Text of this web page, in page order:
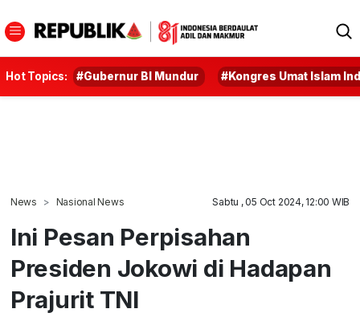
Hot Topics: #Gubernur BI Mundur #Kongres Umat Islam
News Nasional News Sabtu , 05 Oct 2024, 12:00 WIB
Ini Pesan Perpisahan
Presiden Jokowi di Hadapan
Prajurit TNI